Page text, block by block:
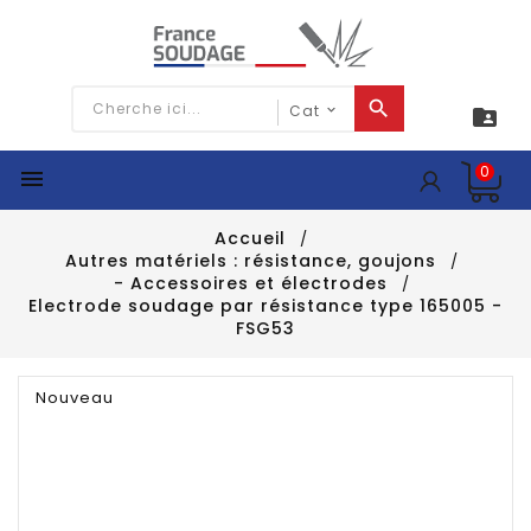

 0
Accueil
Autres matériels : résistance, goujons
- Accessoires et électrodes
Electrode soudage par résistance type 165005 -
FSG53
Nouveau